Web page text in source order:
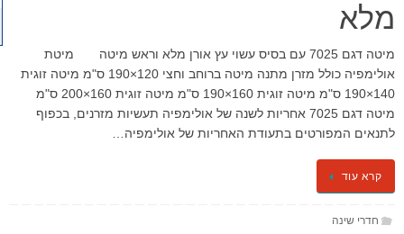
מלא
מיטה דגם 7025 עם בסיס עשוי עץ אורן מלא וראש מיטה מיטת
אולימפיה כולל מזרן מתנה ​​​מיטה ברוחב וחצי 120×190 ס"מ מיטה זוגית
140×190 ס"מ מיטה זוגית 160×190 ס"מ מיטה זוגית 160×200 ס"מ
מיטה דגם 7025 אחריות לשנה של אולימפיה תעשיות מזרנים, בכפוף
לתנאים המפורטים בתעודת האחריות של אולימפיה…
קרא עוד
חדרי שינה